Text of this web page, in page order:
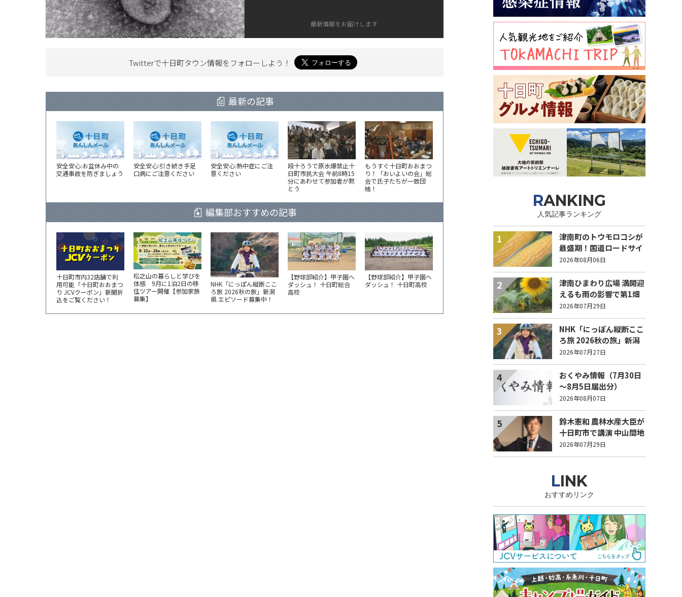
最新情報をお届けします
Twitterで十日町タウン情報をフォローしよう！
最新の記事
安全安心:お盆休み中の
交通事故を防ぎましょう
安全安心:引き続き手足
口病にご注意ください
安全安心:熱中症にご注
意ください
段十ろうで原水爆禁止十
日町市民大会 午前8時15
分にあわせて参加者が黙
とう
もうすぐ十日町おおまつ
り！「おいよいの会」総
会で氏子たちが一致団
結！
編集部おすすめの記事
十日町市内32店舗で利
用可能「十日町おおまつ
り JCVクーポン」新聞折
込をご覧ください！
松之山の暮らしと学びを
体感 9月に1泊2日の移
住ツアー開催【参加家族
募集】
NHK「にっぽん縦断ここ
ろ旅 2026秋の旅」新潟
県 エピソード募集中！
【野球部紹介】甲子園へ
ダッシュ！ 十日町総合
高校
【野球部紹介】甲子園へ
ダッシュ！ 十日町高校
RANKING
人気記事ランキング
1
津南町のトウモロコシが
最盛期！国道ロードサイ
ドの直売所は朝から長い
列！
2026年08月06日
2
津南ひまわり広場 満開迎
えるも雨の影響で第1畑
の半分が倒伏 8/4まで駐
車場を無料開放
2026年07月29日
3
NHK「にっぽん縦断ここ
ろ旅 2026秋の旅」新潟
県 エピソード募集中！
2026年07月27日
4
おくやみ情報（7月30日
～8月5日届出分）
2026年08月07日
5
鈴木憲和 農林水産大臣が
十日町市で講演 中山間地
域でも持続可能で稼げる
農業とは？
2026年07月29日
LINK
おすすめリンク